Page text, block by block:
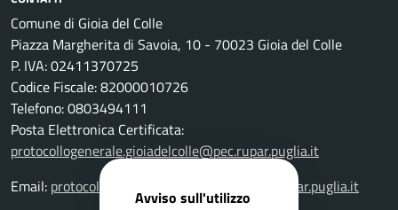
Comune di Gioia del Colle
Piazza Margherita di Savoia, 10 - 70023 Gioia del Colle
P. IVA: 02411370725
Codice Fiscale: 82000010726
Telefono: 0803494111
Posta Elettronica Certificata:
protocollogenerale.gioiadelcolle@pec.rupar.puglia.it
Email: protocollogenerale.gioiadelcolle@pec.rupar.puglia.it
Avviso sull'utilizzo